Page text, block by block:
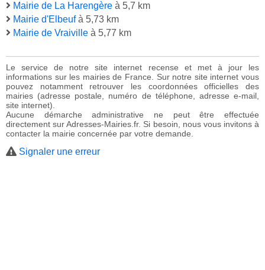
Mairie de La Harengère à 5,7 km
Mairie d'Elbeufà 5,73 km
Mairie de Vraiville à 5,77 km
Le service de notre site internet recense et met à jour les
informations sur les mairies de France. Sur notre site internet vous
pouvez notamment retrouver les coordonnées officielles des
mairies (adresse postale, numéro de téléphone, adresse e-mail,
site internet).
Aucune démarche administrative ne peut être effectuée
directement sur Adresses-Mairies.fr. Si besoin, nous vous invitons à
contacter la mairie concernée par votre demande.
Signaler une erreur